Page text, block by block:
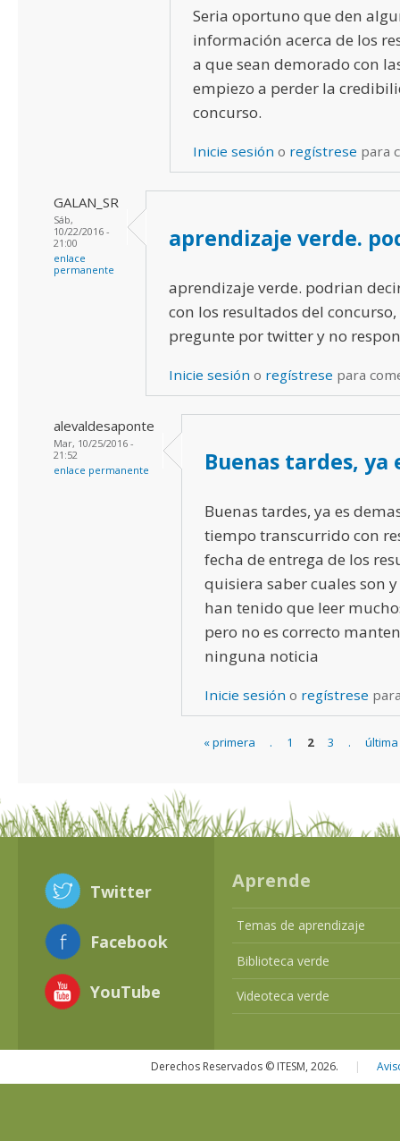
Seria oportuno que den
información acerca de los
a que sean demorado con
empiezo a perder la
concurso.
Inicie sesión o regístrese para
GALAN_SR
Sáb,
10/22/2016 -
21:00
enlace
permanente
aprendizaje verde.
aprendizaje verde. podrian
con los resultados del concurso,
pregunte por twitter y no
Inicie sesión o regístrese para
alevaldesaponte
Mar, 10/25/2016 -
21:52
enlace permanente
Buenas tardes, ya
Buenas tardes, ya es
tiempo transcurrido con
fecha de entrega de los
quisiera saber cuales son
han tenido que leer
pero no es correcto
ninguna noticia
Inicie sesión o regístrese
« primera . 1 2 3 . última
Twitter
Facebook
YouTube
Aprende
Temas de aprendizaje
Biblioteca verde
Videoteca verde
Derechos Reservados © ITESM, 2026. |